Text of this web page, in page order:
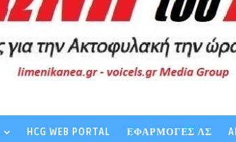
HCG WEB PORTAL ΕΦΑΡΜΟΓΕΣ ΛΣ